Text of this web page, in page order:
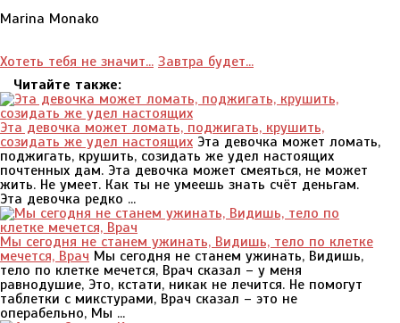
Marina Monako
Хотеть тебя не значит... Завтра будет...
Читайте также:
Эта девочка может ломать, поджигать, крушить,
созидать же удел настоящих Эта девочка может ломать,
поджигать, крушить, созидать же удел настоящих
почтенных дам. Эта девочка может смеяться, не может
жить. Не умеет. Как ты не умеешь знать счёт деньгам.
Эта девочка редко ...
Мы сегодня не станем ужинать, Видишь, тело по клетке
мечется, Врач Мы сегодня не станем ужинать, Видишь,
тело по клетке мечется, Врач сказал – у меня
равнодушие, Это, кстати, никак не лечится. Не помогут
таблетки с микстурами, Врач сказал – это не
операбельно, Мы ...